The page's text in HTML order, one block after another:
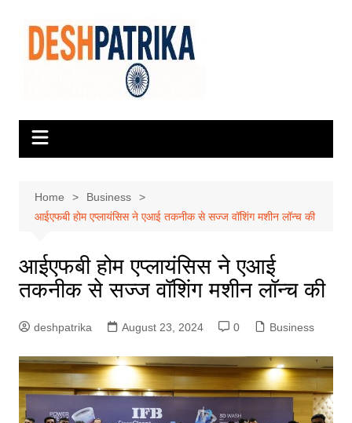
content
Home
Business
आईएफबी होम एप्लायंसिस ने एआई तकनीक से सज्ज वॉशिंग मशीन लॉन्च की
आईएफबी होम एप्लायंसिस ने एआई
तकनीक से सज्ज वॉशिंग मशीन लॉन्च की
deshpatrika August 23, 2024 0 Business